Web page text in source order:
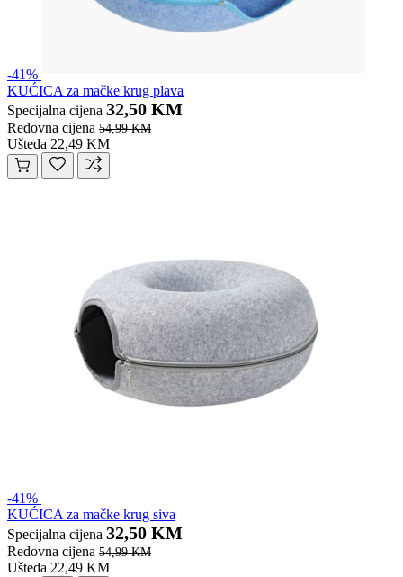
-41%
KUĆICA za mačke krug plava
Specijalna cijena 32,50 KM
Redovna cijena 54,99 KM
Ušteda 22,49 KM
-41%
KUĆICA za mačke krug siva
Specijalna cijena 32,50 KM
Redovna cijena 54,99 KM
Ušteda 22,49 KM